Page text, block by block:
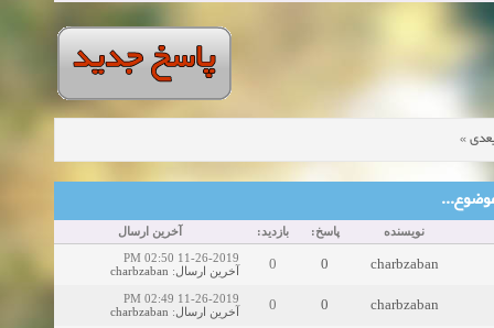
»
نویسنده پاسخ: بازدید: آخرین ارسال
charbzaban
0
0
11-26-2019 02:50 PM
آخرین ارسال:
charbzaban
charbzaban
0
0
11-26-2019 02:49 PM
آخرین ارسال:
charbzaban